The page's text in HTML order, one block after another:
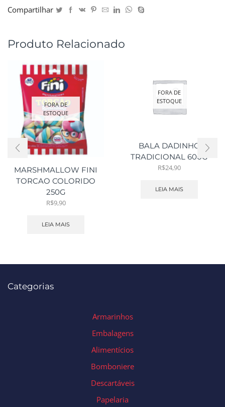
Compartilhar
Produto Relacionado
FORA DE
ESTOQUE
MARSHMALLOW FINI
TORCAO COLORIDO
250G
R$9,90
LEIA MAIS
FORA DE
ESTOQUE
BALA DADINHO
TRADICIONAL 600G
R$24,90
LEIA MAIS
Categorias
Armarinhos
Embalagens
Alimentícios
Bomboniere
Descartáveis
Papelaria